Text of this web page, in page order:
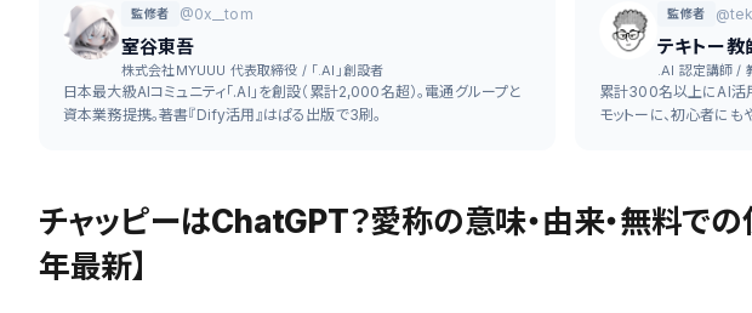
監修者 @0x__tom
室谷東吾
株式会社MYUUU 代表取締役 / 「.AI」創設者
日本最大級AIコミュニティ「.AI」を創設（累計2,000名超）。電通グループと
資本業務提携。著書『Dify活用』はぱる出版で3刷。
監修者
テキトー教
.AI 認定講師 /
累計300名以上にAI活用
モットーに、初心者にも
チャッピーはChatGPT？愛称の意味・由来・無料で
年最新】